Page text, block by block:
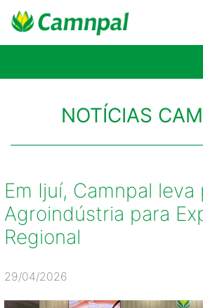
NOTÍCIAS
Em Ijuí, Camnpal
Agroindústria para
Regional
29/04/2026